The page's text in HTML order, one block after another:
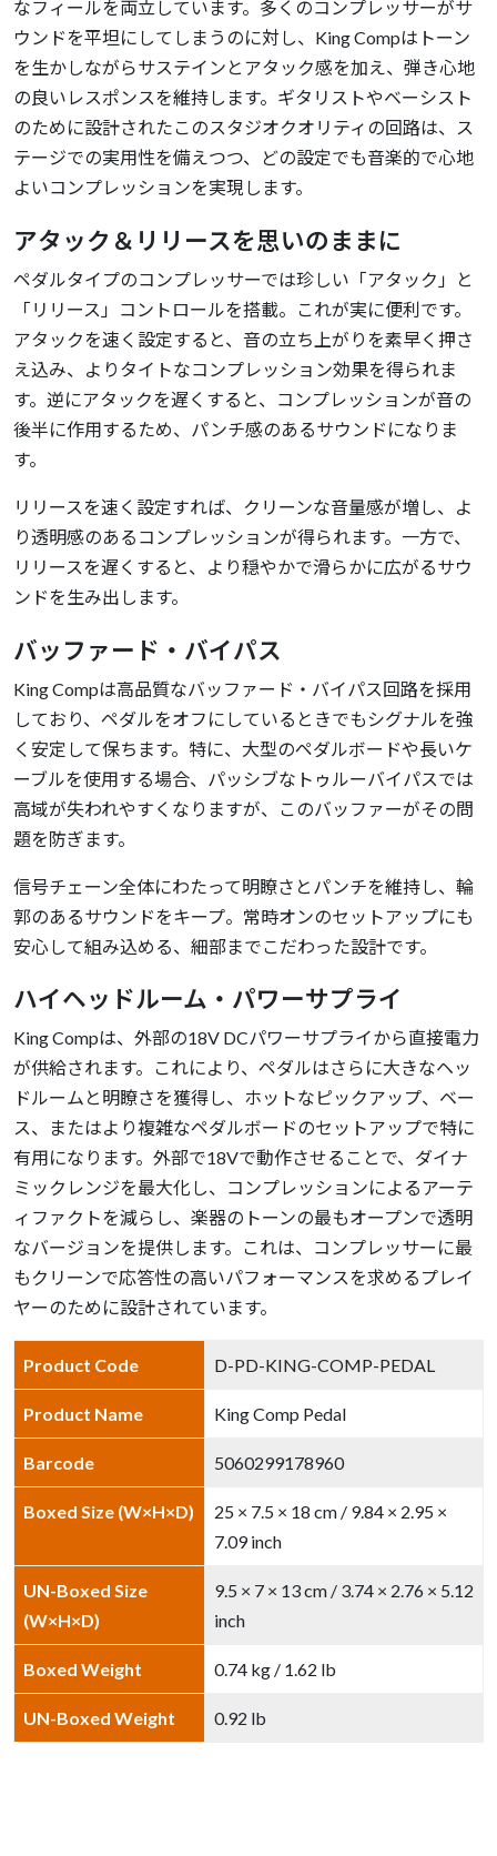
なフィールを両立しています。多くのコンプレッサーがサ
ウンドを平坦にしてしまうのに対し、King Compはトーン
を生かしながらサステインとアタック感を加え、弾き心地
の良いレスポンスを維持します。ギタリストやベーシスト
のために設計されたこのスタジオクオリティの回路は、ス
テージでの実用性を備えつつ、どの設定でも音楽的で心地
よいコンプレッションを実現します。
アタック＆リリースを思いのままに
ペダルタイプのコンプレッサーでは珍しい「アタック」と
「リリース」コントロールを搭載。これが実に便利です。
アタックを速く設定すると、音の立ち上がりを素早く押さ
え込み、よりタイトなコンプレッション効果を得られま
す。逆にアタックを遅くすると、コンプレッションが音の
後半に作用するため、パンチ感のあるサウンドになりま
す。
リリースを速く設定すれば、クリーンな音量感が増し、よ
り透明感のあるコンプレッションが得られます。一方で、
リリースを遅くすると、より穏やかで滑らかに広がるサウ
ンドを生み出します。
バッファード・バイパス
King Compは高品質なバッファード・バイパス回路を採用
しており、ペダルをオフにしているときでもシグナルを強
く安定して保ちます。特に、大型のペダルボードや長いケ
ーブルを使用する場合、パッシブなトゥルーバイパスでは
高域が失われやすくなりますが、このバッファーがその問
題を防ぎます。
信号チェーン全体にわたって明瞭さとパンチを維持し、輪
郭のあるサウンドをキープ。常時オンのセットアップにも
安心して組み込める、細部までこだわった設計です。
ハイヘッドルーム・パワーサプライ
King Compは、外部の18V DCパワーサプライから直接電力
が供給されます。これにより、ペダルはさらに大きなヘッ
ドルームと明瞭さを獲得し、ホットなピックアップ、ベー
ス、またはより複雑なペダルボードのセットアップで特に
有用になります。外部で18Vで動作させることで、ダイナ
ミックレンジを最大化し、コンプレッションによるアーテ
ィファクトを減らし、楽器のトーンの最もオープンで透明
なバージョンを提供します。これは、コンプレッサーに最
もクリーンで応答性の高いパフォーマンスを求めるプレイ
ヤーのために設計されています。
Product Code D-PD-KING-COMP-PEDAL
Product Name King Comp Pedal
Barcode 5060299178960
Boxed Size (W×H×D)
25 × 7.5 × 18 cm / 9.84 × 2.95 ×
7.09 inch
UN-Boxed Size
(W×H×D)
9.5 × 7 × 13 cm / 3.74 × 2.76 × 5.12
inch
Boxed Weight 0.74 kg / 1.62 lb
UN-Boxed Weight 0.92 lb